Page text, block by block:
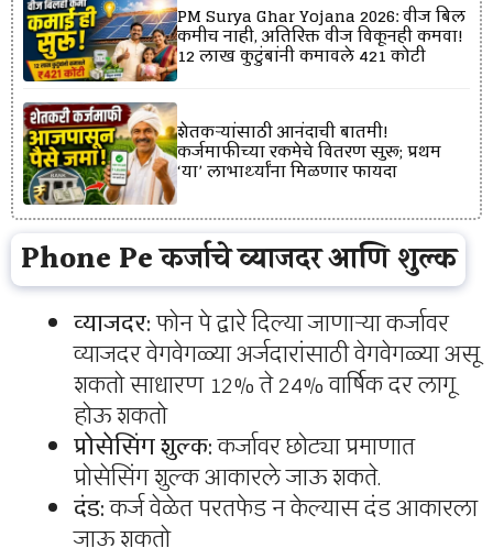
PM Surya Ghar Yojana 2026: वीज बिल
कमीच नाही, अतिरिक्त वीज विकूनही कमवा!
12 लाख कुटुंबांनी कमावले ₹421 कोटी
शेतकऱ्यांसाठी आनंदाची बातमी!
कर्जमाफीच्या रकमेचे वितरण सुरू; प्रथम
‘या’ लाभार्थ्यांना मिळणार फायदा
Phone Pe कर्जाचे व्याजदर आणि शुल्क
व्याजदर:फोन पे द्वारे दिल्या जाणाऱ्या कर्जावर
व्याजदर वेगवेगळ्या अर्जदारांसाठी वेगवेगळ्या असू
शकतो साधारण 12% ते 24% वार्षिक दर लागू
होऊ शकतो
प्रोसेसिंग शुल्क:कर्जावर छोट्या प्रमाणात
प्रोसेसिंग शुल्क आकारले जाऊ शकते.
दंड:कर्ज वेळेत परतफेड न केल्यास दंड आकारला
जाऊ शकतो